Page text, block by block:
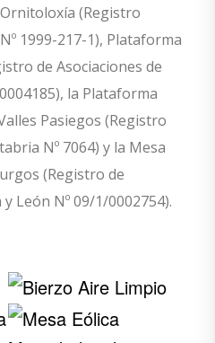
(Registro
1999-217-1), Plataforma
de Asociaciones de
la Plataforma
Pasiegos (Registro
Nº 7064) y la Mesa
(Registro de
León Nº 09/1/0002754).